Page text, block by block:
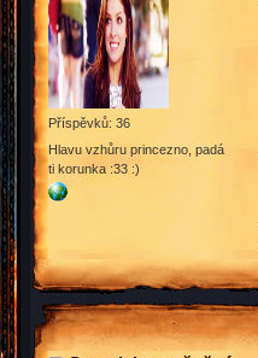
Příspěvků: 36
Hlavu vzhůru princezno, padá
ti korunka :33 :)